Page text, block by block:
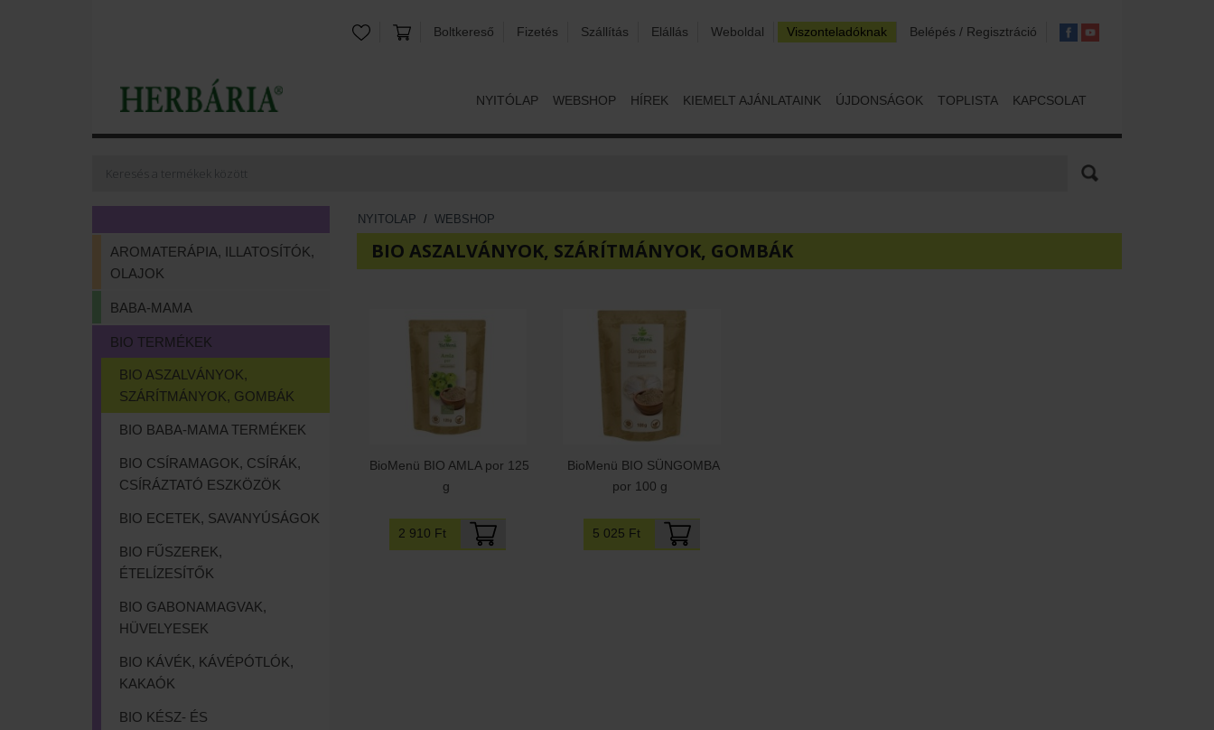
Boltkereső Fizetés Szállítás Elállás Weboldal Viszonteladóknak Belépés / Regisztráció
NYITÓLAP WEBSHOP HÍREK KIEMELT AJÁNLATAINK ÚJDONSÁGOK TOPLISTA KAPCSOLAT
AROMATERÁPIA, ILLATOSÍTÓK,
OLAJOK
BABA-MAMA
BIO TERMÉKEK
BIO ASZALVÁNYOK,
SZÁRÍTMÁNYOK, GOMBÁK
BIO BABA-MAMA TERMÉKEK
BIO CSÍRAMAGOK, CSÍRÁK,
CSÍRÁZTATÓ ESZKÖZÖK
BIO ECETEK, SAVANYÚSÁGOK
BIO FŰSZEREK,
ÉTELÍZESÍTŐK
BIO GABONAMAGVAK,
HÜVELYESEK
BIO KÁVÉK, KÁVÉPÓTLÓK,
KAKAÓK
BIO KÉSZ- ÉS
NYITOLAP / WEBSHOP
BIO ASZALVÁNYOK, SZÁRÍTMÁNYOK, GOMBÁK
BioMenü BIO AMLA por 125
g
2 910 Ft
BioMenü BIO SÜNGOMBA
por 100 g
5 025 Ft